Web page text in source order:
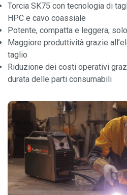
Torcia SK75 con tecnologia di
HPC e cavo coassiale
Potente, compatta e leggera,
Maggiore produttività grazie
taglio
Riduzione dei costi operativi
durata delle parti consumabili